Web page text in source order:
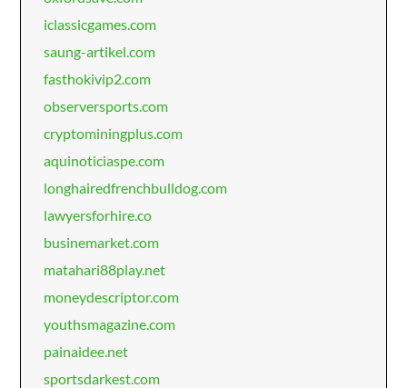
iclassicgames.com
saung-artikel.com
fasthokivip2.com
observersports.com
cryptominingplus.com
aquinoticiaspe.com
longhairedfrenchbulldog.com
lawyersforhire.co
businemarket.com
matahari88play.net
moneydescriptor.com
youthsmagazine.com
painaidee.net
sportsdarkest.com